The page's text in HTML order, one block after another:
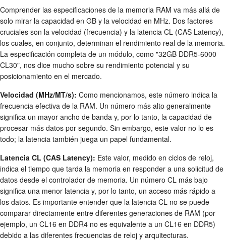
Comprender las especificaciones de la memoria RAM va más allá de
solo mirar la capacidad en GB y la velocidad en MHz. Dos factores
cruciales son la velocidad (frecuencia) y la latencia CL (CAS Latency),
los cuales, en conjunto, determinan el rendimiento real de la memoria.
La especificación completa de un módulo, como "32GB DDR5-6000
CL30", nos dice mucho sobre su rendimiento potencial y su
posicionamiento en el mercado.
Velocidad (MHz/MT/s): Como mencionamos, este número indica la
frecuencia efectiva de la RAM. Un número más alto generalmente
significa un mayor ancho de banda y, por lo tanto, la capacidad de
procesar más datos por segundo. Sin embargo, este valor no lo es
todo; la latencia también juega un papel fundamental.
Latencia CL (CAS Latency): Este valor, medido en ciclos de reloj,
indica el tiempo que tarda la memoria en responder a una solicitud de
datos desde el controlador de memoria. Un número CL más bajo
significa una menor latencia y, por lo tanto, un acceso más rápido a
los datos. Es importante entender que la latencia CL no se puede
comparar directamente entre diferentes generaciones de RAM (por
ejemplo, un CL16 en DDR4 no es equivalente a un CL16 en DDR5)
debido a las diferentes frecuencias de reloj y arquitecturas.